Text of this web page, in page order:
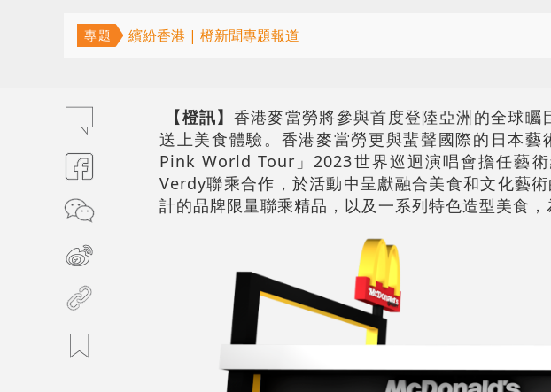
專題 繽紛香港 | 橙新聞專題報道
【橙訊】 香港麥當勞將參與首度登陸亞洲的全球
送上美食體驗。香港麥當勞更與蜚聲國際的日本
Pink World Tour」2023世界巡迴演唱會擔任藝
Verdy聯乘合作，於活動中呈獻融合美食和文化藝
計的品牌限量聯乘精品，以及一系列特色造型美食，